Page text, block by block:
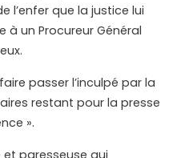
l’enfer que la justice lui
un Procureur Général
passer l’inculpé par la
restant pour la presse
».